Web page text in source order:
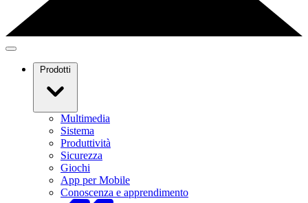
Prodotti
Multimedia
Sistema
Produttività
Sicurezza
Giochi
App per Mobile
Conoscenza e apprendimento